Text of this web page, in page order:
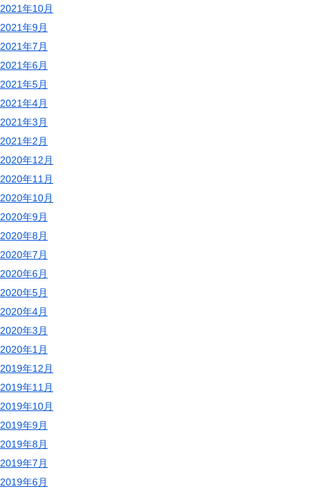
2021年10月
2021年9月
2021年7月
2021年6月
2021年5月
2021年4月
2021年3月
2021年2月
2020年12月
2020年11月
2020年10月
2020年9月
2020年8月
2020年7月
2020年6月
2020年5月
2020年4月
2020年3月
2020年1月
2019年12月
2019年11月
2019年10月
2019年9月
2019年8月
2019年7月
2019年6月